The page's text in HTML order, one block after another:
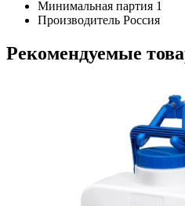
Минимальная партия 1
Производитель Россия
Рекомендуемые